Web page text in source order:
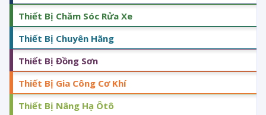
Thiết Bị Chăm Sóc Rửa Xe
Thiết Bị Chuyên Hãng
Thiết Bị Đồng Sơn
Thiết Bị Gia Công Cơ Khí
Thiết Bị Nâng Hạ Ôtô